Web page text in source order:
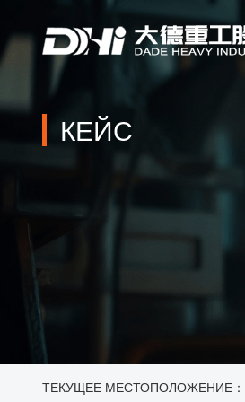
КЕЙС
ТЕКУЩЕЕ МЕСТОПОЛОЖЕНИЕ：